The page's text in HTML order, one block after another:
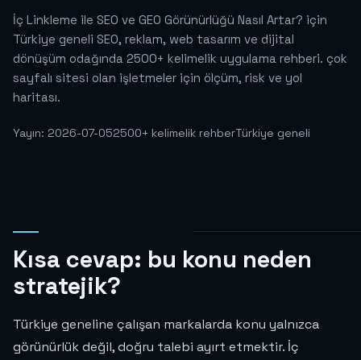
İç Linkleme ile SEO ve GEO Görünürlüğü Nasıl Artar? için
Türkiye geneli SEO, reklam, web tasarım ve dijital
dönüşüm odağında 2500+ kelimelik uygulama rehberi. çok
sayfalı sitesi olan işletmeler için ölçüm, risk ve yol
haritası.
Yayın: 2026-07-052500+ kelimelik rehberTürkiye geneli
Kısa cevap: bu konu neden
stratejik?
Türkiye geneline çalışan markalarda konu yalnızca
görünürlük değil, doğru talebi ayırt etmektir. İç